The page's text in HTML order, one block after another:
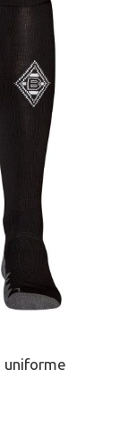
uniforme